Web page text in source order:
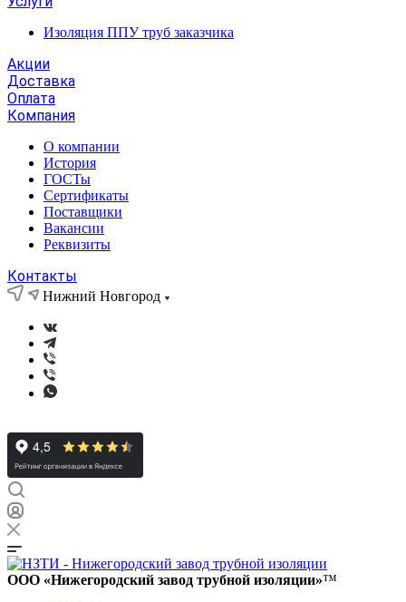
Изоляция ППУ труб заказчика
Акции
Доставка
Оплата
Компания
О компании
История
ГОСТы
Сертификаты
Поставщики
Вакансии
Реквизиты
Контакты
Нижний Новгород
ООО «Нижегородский завод трубной изоляции»™